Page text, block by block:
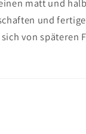
matt und
und
von späteren